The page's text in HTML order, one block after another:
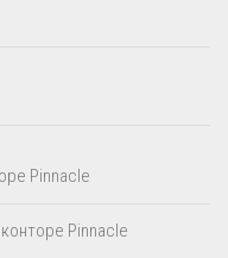
Pinnacle
Pinnacle